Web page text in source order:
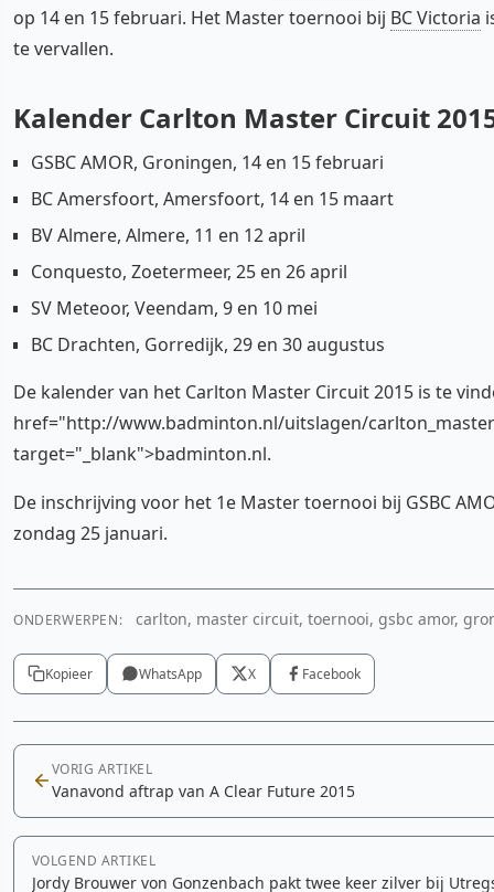
op 14 en 15 februari. Het Master toernooi bij BC Victoria
te vervallen.
Kalender Carlton Master Circuit
GSBC AMOR, Groningen, 14 en 15 februari
BC Amersfoort, Amersfoort, 14 en 15 maart
BV Almere, Almere, 11 en 12 april
Conquesto, Zoetermeer, 25 en 26 april
SV Meteoor, Veendam, 9 en 10 mei
BC Drachten, Gorredijk, 29 en 30 augustus
De kalender van het Carlton Master Circuit 2015 is te
href="http://www.badminton.nl/uitslagen/
target="_blank">badminton.nl.
De inschrijving voor het 1e Master toernooi bij GSBC
zondag 25 januari.
ONDERWERPEN: carlton, master circuit, toernooi, gsbc amor,
Kopieer WhatsApp X Facebook
VORIG ARTIKEL
Vanavond aftrap van A Clear Future 2015
VOLGEND ARTIKEL
Jordy Brouwer von Gonzenbach pakt twee keer zilver bij